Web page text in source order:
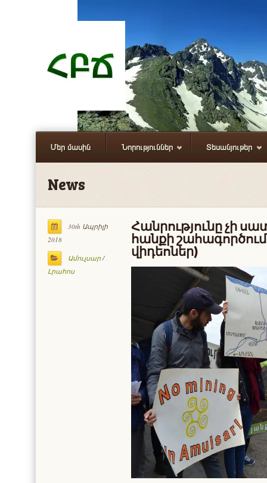
Մեր մասին Նորություններ Տեսանյութեր
News
30th Ապրիլի
2018
Ամուլսար/
Լրահոս
Հանրությունը չի
հանքի
վիդեոներ)